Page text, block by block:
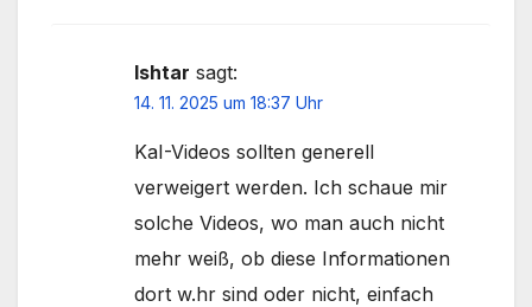
Ishtar sagt:
14. 11. 2025 um 18:37 Uhr
KaI-Videos sollten generell
verweigert werden. Ich schaue mir
solche Videos, wo man auch nicht
mehr weiß, ob diese Informationen
dort w.hr sind oder nicht, einfach